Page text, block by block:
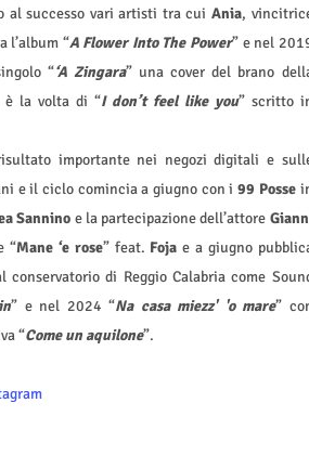
al successo vari artisti tra cui Ania,
l’album “A Flower Into The Power” e nel
“‘A Zingara” una cover del brano
è la volta di “I don’t feel like you” scritto
importante nei negozi digitali e
e il ciclo comincia a giugno con i99 Posse
Sannino e la partecipazione dell’attore
“Mane ‘e rose” feat. Fojae a giugno
di Reggio Calabria come
” e nel 2024 “Na casa miezz' 'o mare”
“Come un aquilone”.